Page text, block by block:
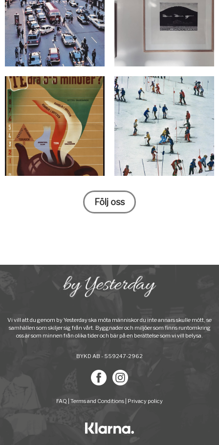
Följ oss
Vi vill att du genom by Yesterday ska möta människor du inte annars skulle mött, se
samhällen som skiljer sig från vårt. Byggnader och miljöer som finns runtomkring
oss är som minnen från olika tider och bär på en berättelse som vi vill belysa.
BYKD AB - 559247-2962
FAQ Terms and Conditions Privacy policy